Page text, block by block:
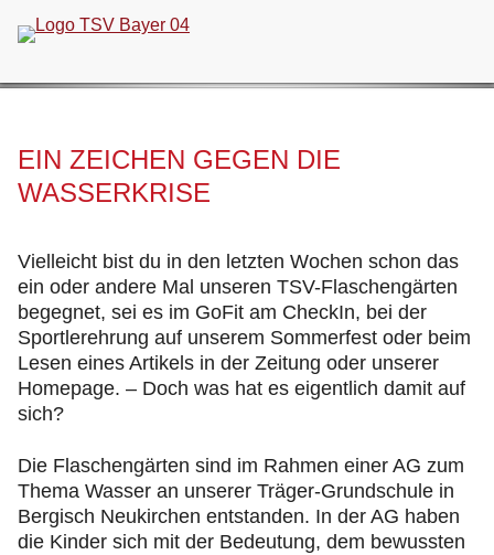
überspringen
EIN ZEICHEN GEGEN DIE
WASSERKRISE
Vielleicht bist du in den letzten Wochen schon das
ein oder andere Mal unseren TSV-Flaschengärten
begegnet, sei es im GoFit am CheckIn, bei der
Sportlerehrung auf unserem Sommerfest oder beim
Lesen eines Artikels in der Zeitung oder unserer
Homepage. – Doch was hat es eigentlich damit auf
sich?
Die Flaschengärten sind im Rahmen einer AG zum
Thema Wasser an unserer Träger-Grundschule in
Bergisch Neukirchen entstanden. In der AG haben
die Kinder sich mit der Bedeutung, dem bewussten